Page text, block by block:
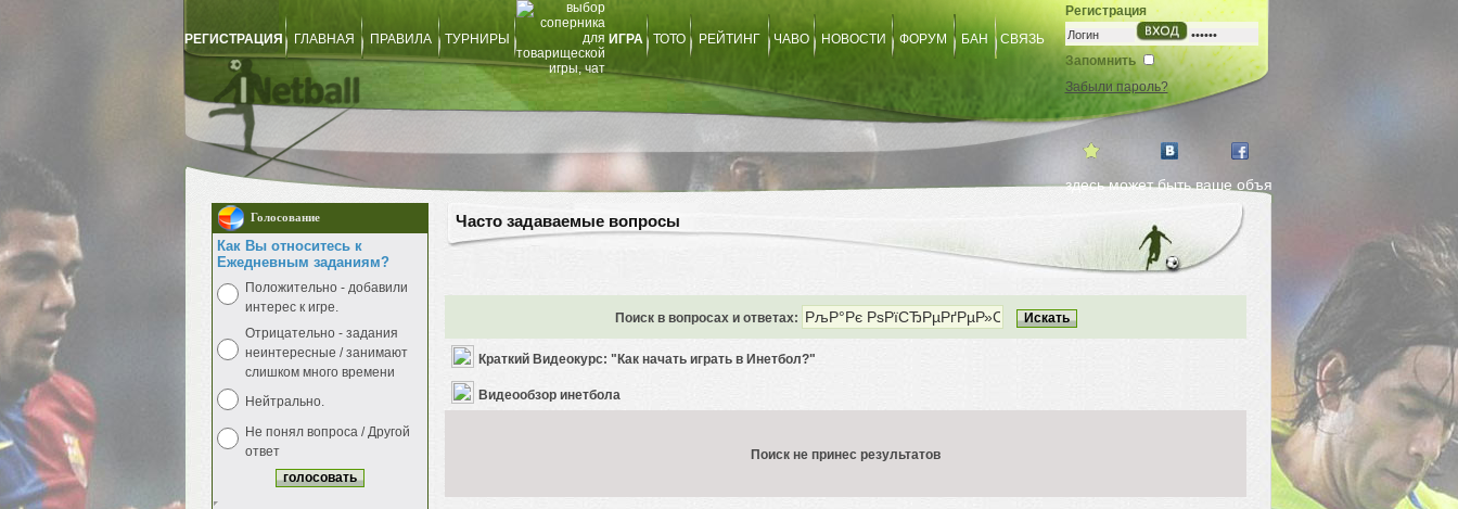
РЕГИСТРАЦИЯ ГЛАВНАЯ ПРАВИЛА ТУРНИРЫ ИГРА ТОТО РЕЙТИНГ ЧАВО НОВОСТИ ФОРУМ БАН СВЯЗЬ
Регистрация
Запомнить
Забыли пароль?
здесь может быть ваше объявление. заказ на страничке
Голосование
Как Вы относитесь к
Ежедневным заданиям?
Положительно - добавили
интерес к игре.
Отрицательно - задания
неинтересные / занимают
слишком много времени
Нейтрально.
Не понял вопроса / Другой
ответ
Часто задаваемые вопросы
Поиск в вопросах и ответах:
Краткий Видеокурс: "Как начать играть в Инетбол?"
Видеообзор инетбола
Поиск не принес результатов